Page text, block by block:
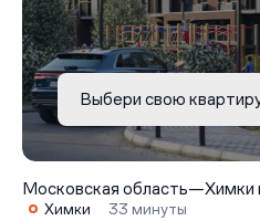
Выбери свою
Московская область—Химки
Химки
33 минуты